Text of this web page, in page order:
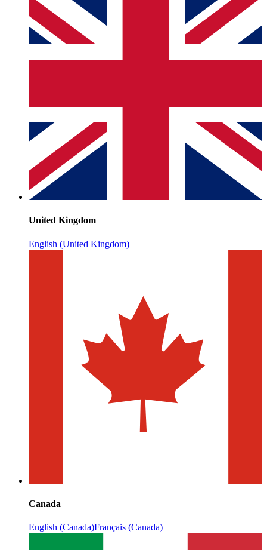
United Kingdom
English (United Kingdom)
Canada
English (Canada)Français (Canada)